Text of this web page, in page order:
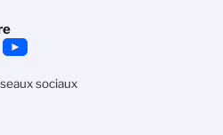
sociaux